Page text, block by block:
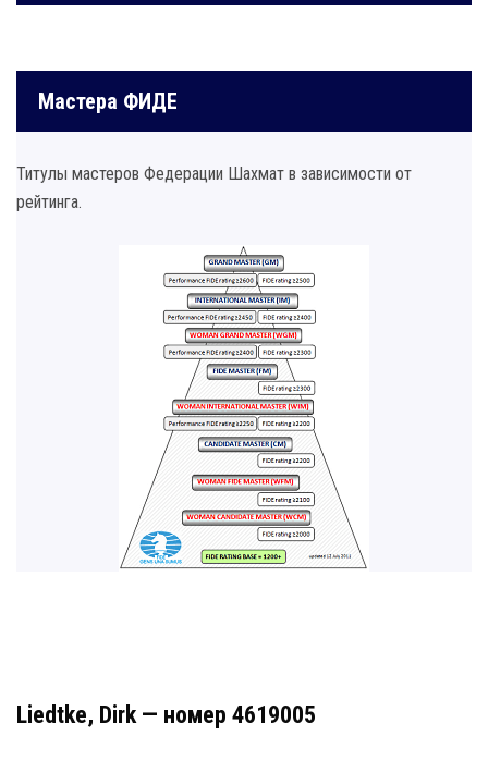
Мастера ФИДЕ
Титулы мастеров Федерации Шахмат в зависимости от
рейтинга.
Liedtke, Dirk — номер 4619005